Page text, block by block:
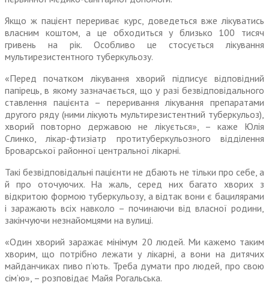
Якщо ж пацієнт перериває курс, доведеться вже лікуватись
власним коштом, а це обходиться у близько 100 тисяч
гривень на рік. Особливо це стосується лікування
мультирезистентного туберкульозу.
«Перед початком лікування хво­рий підписує відповідний
папірець, в якому зазначається, що у разі безвідповідального
ставлення пацієнта – переривання лікування препаратами
другого ряду (ними лікують мультирезистентний туберкульоз),
хворий повторно державою не лікується», – каже Юлія
Слинко, лікар-фтизіатр протитуберкульозного відді­лення
Броварської районної центральної лікарні.
Такі безвідповідальні пацієнти не дбають не тільки про себе, а
й про оточуючих. На жаль, серед них багато хворих з
відкритою формою туберкульозу, а відтак вони є бацилярами
і заражають всіх навколо – починаючи від власної родини,
закінчу­ючи незнайомцями на вулиці.
«Один хворий заражає мінімум 20 людей. Ми кажемо таким
хворим, що потрібно лежати у лікарні, а вони на дитячих
майданчиках пиво п’ють. Треба думати про людей, про свою
сім’ю», – розповідає Майя Рогальська.